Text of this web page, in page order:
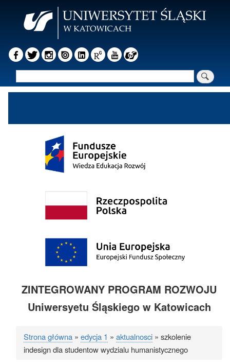
ZINTEGROWANY PROGRAM ROZWOJU
Uniwersyetu Śląskiego w Katowicach
Ścieżka
Strona główna edycja 1 aktualnosci
szkolenie
indesign dla studentow wydzialu humanistycznego